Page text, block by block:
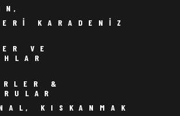
,
KARADENIZ
VE
&
, KISKANMAK